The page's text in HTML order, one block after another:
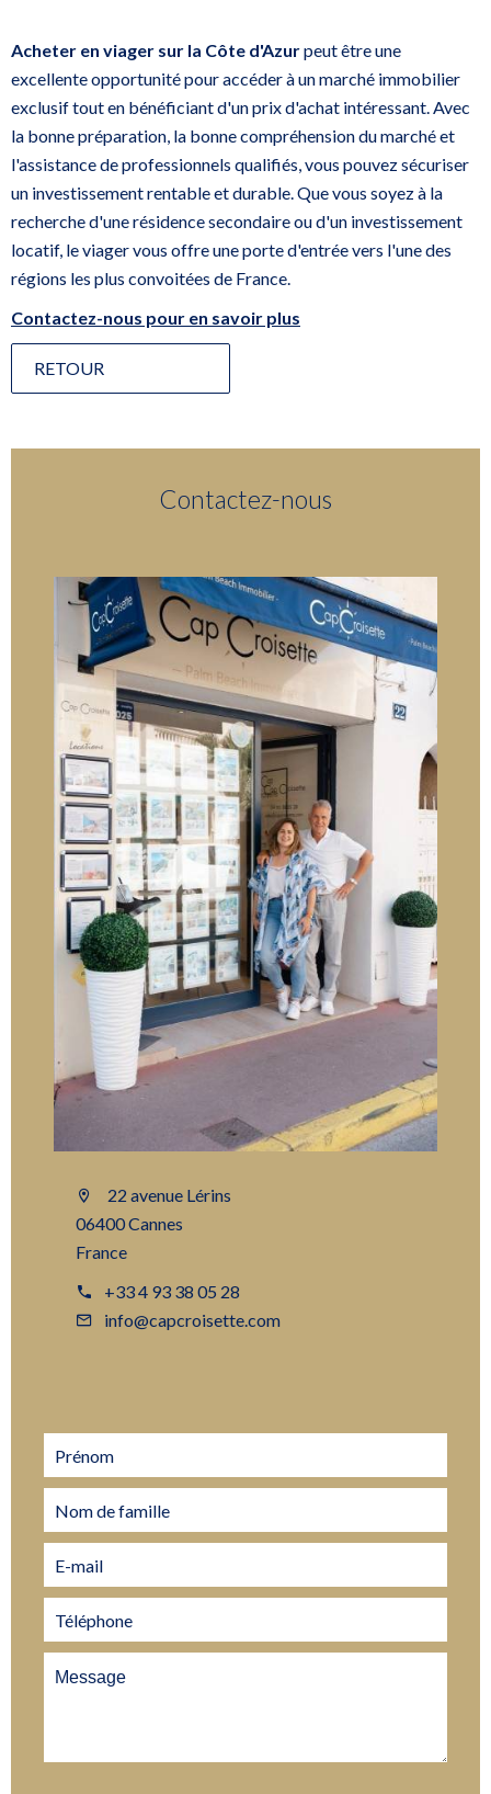
Acheter en viager sur la Côte d'Azurpeut être une
excellente opportunité pour accéder à un marché immobilier
exclusif tout en bénéficiant d'un prix d'achat intéressant. Avec
la bonne préparation, la bonne compréhension du marché et
l'assistance de professionnels qualifiés, vous pouvez sécuriser
un investissement rentable et durable. Que vous soyez à la
recherche d'une résidence secondaire ou d'un investissement
locatif, le viager vous offre une porte d'entrée vers l'une des
régions les plus convoitées de France.
Contactez-nous pour en savoir plus
RETOUR
Contactez-nous
22 avenue Lérins
06400 Cannes
France
+33 4 93 38 05 28
info@capcroisette.com